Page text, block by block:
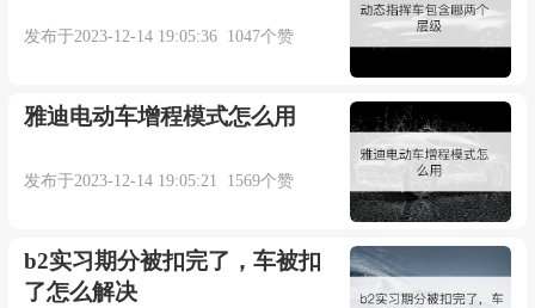
发布于2023-12-14 19:05:36 1047个赞
雅迪电动车增程模式怎么用
发布于2023-12-14 19:05:21 1569个赞
b2实习期分被扣完了，车被扣
了怎么解决